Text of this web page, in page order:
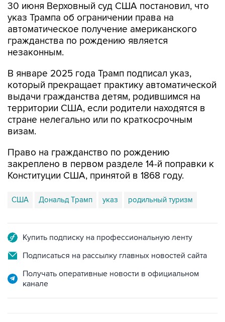
30 июня Верховный суд США постановил, что
указ Трампа об ограничении права на
автоматическое получение американского
гражданства по рождению является
незаконным.
В январе 2025 года Трамп подписал указ,
который прекращает практику автоматической
выдачи гражданства детям, родившимся на
территории США, если родители находятся в
стране нелегально или по краткосрочным
визам.
Право на гражданство по рождению
закреплено в первом разделе 14-й поправки к
Конституции США, принятой в 1868 году.
США Дональд Трамп указ родильный туризм
Купить подписку на профессиональную ленту
Подписаться на рассылку главных новостей сайта
Получать оперативные новости в официальном
канале